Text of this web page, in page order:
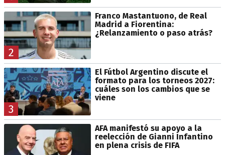
2
Franco Mastantuono, de Real
Madrid a Fiorentina:
¿Relanzamiento o paso atrás?
3
El Fútbol Argentino discute el
formato para los torneos 2027:
cuáles son los cambios que se
viene
AFA manifestó su apoyo a la
reelección de Gianni Infantino
en plena crisis de FIFA